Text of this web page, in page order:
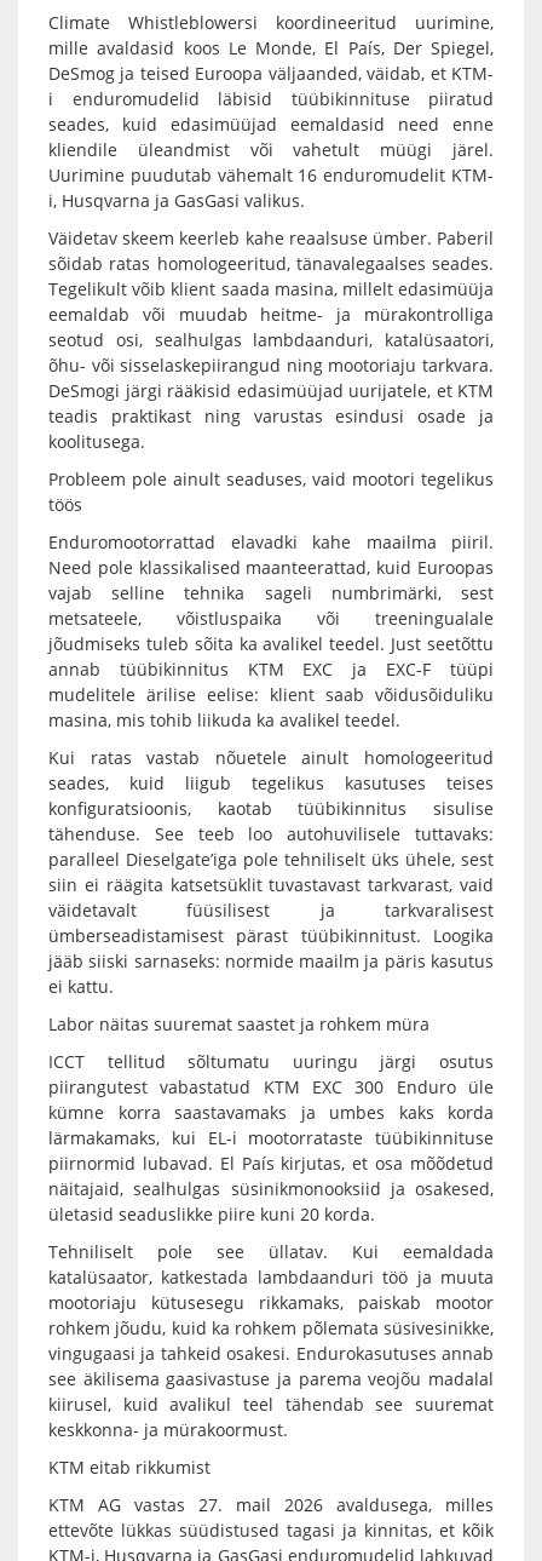
Climate Whistleblowersi koordineeritud uurimine,
mille avaldasid koos Le Monde, El País, Der Spiegel,
DeSmog ja teised Euroopa väljaanded, väidab, et KTM-
i enduromudelid läbisid tüübikinnituse piiratud
seades, kuid edasimüüjad eemaldasid need enne
kliendile üleandmist või vahetult müügi järel.
Uurimine puudutab vähemalt 16 enduromudelit KTM-
i, Husqvarna ja GasGasi valikus.
Väidetav skeem keerleb kahe reaalsuse ümber. Paberil
sõidab ratas homologeeritud, tänavalegaalses seades.
Tegelikult võib klient saada masina, millelt edasimüüja
eemaldab või muudab heitme- ja mürakontrolliga
seotud osi, sealhulgas lambdaanduri, katalüsaatori,
õhu- või sisselaskepiirangud ning mootoriaju tarkvara.
DeSmogi järgi rääkisid edasimüüjad uurijatele, et KTM
teadis praktikast ning varustas esindusi osade ja
koolitusega.
Probleem pole ainult seaduses, vaid mootori tegelikus
töös
Enduromootorrattad elavadki kahe maailma piiril.
Need pole klassikalised maanteerattad, kuid Euroopas
vajab selline tehnika sageli numbrimärki, sest
metsateele, võistluspaika või treeningualale
jõudmiseks tuleb sõita ka avalikel teedel. Just seetõttu
annab tüübikinnitus KTM EXC ja EXC-F tüüpi
mudelitele ärilise eelise: klient saab võidusõiduliku
masina, mis tohib liikuda ka avalikel teedel.
Kui ratas vastab nõuetele ainult homologeeritud
seades, kuid liigub tegelikus kasutuses teises
konfiguratsioonis, kaotab tüübikinnitus sisulise
tähenduse. See teeb loo autohuvilisele tuttavaks:
paralleel Dieselgate’iga pole tehniliselt üks ühele, sest
siin ei räägita katsetsüklit tuvastavast tarkvarast, vaid
väidetavalt füüsilisest ja tarkvaralisest
ümberseadistamisest pärast tüübikinnitust. Loogika
jääb siiski sarnaseks: normide maailm ja päris kasutus
ei kattu.
Labor näitas suuremat saastet ja rohkem müra
ICCT tellitud sõltumatu uuringu järgi osutus
piirangutest vabastatud KTM EXC 300 Enduro üle
kümne korra saastavamaks ja umbes kaks korda
lärmakamaks, kui EL-i mootorrataste tüübikinnituse
piirnormid lubavad. El País kirjutas, et osa mõõdetud
näitajaid, sealhulgas süsinikmonooksiid ja osakesed,
ületasid seaduslikke piire kuni 20 korda.
Tehniliselt pole see üllatav. Kui eemaldada
katalüsaator, katkestada lambdaanduri töö ja muuta
mootoriaju kütusesegu rikkamaks, paiskab mootor
rohkem jõudu, kuid ka rohkem põlemata süsivesinikke,
vingugaasi ja tahkeid osakesi. Endurokasutuses annab
see äkilisema gaasivastuse ja parema veojõu madalal
kiirusel, kuid avalikul teel tähendab see suuremat
keskkonna- ja mürakoormust.
KTM eitab rikkumist
KTM AG vastas 27. mail 2026 avaldusega, milles
ettevõte lükkas süüdistused tagasi ja kinnitas, et kõik
KTM-i, Husqvarna ja GasGasi enduromudelid lahkuvad